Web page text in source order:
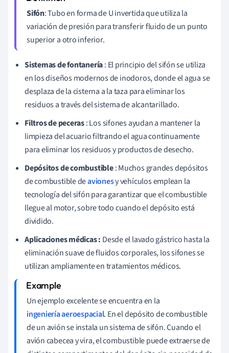
Sifón: Tubo en forma de U invertida que utiliza la
variación de presión para transferir fluido de un punto
superior a otro inferior.
Sistemas de fontanería: El principio del sifón se utiliza
en los diseños modernos de inodoros, donde el agua se
desplaza de la cisterna a la taza para eliminar los
residuos a través del sistema de alcantarillado.
Filtros de peceras: Los sifones ayudan a mantener la
limpieza del acuario filtrando el agua continuamente
para eliminar los residuos y productos de desecho.
Depósitos de combustible: Muchos grandes depósitos
de combustible deavionesy vehículos emplean la
tecnología del sifón para garantizar que el combustible
llegue al motor, sobre todo cuando el depósito está
dividido.
Aplicaciones médicas : Desde el lavado gástrico hasta la
eliminación suave de fluidos corporales, los sifones se
utilizan ampliamente en tratamientos médicos.
Un ejemplo excelente se encuentra en la
ingeniería aeroespacial. En el depósito de combustible
de un avión se instala un sistema de sifón. Cuando el
avión cabecea y vira, el combustible puede extraerse de